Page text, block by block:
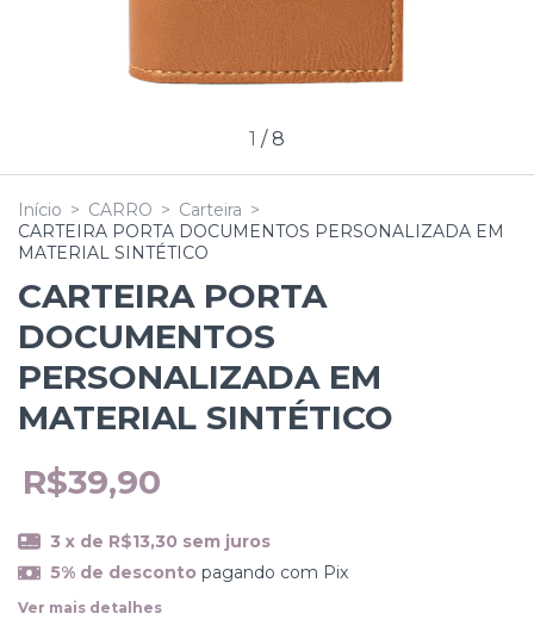
1 /8
Início > CARRO > Carteira >
CARTEIRA PORTA DOCUMENTOS PERSONALIZADA EM
MATERIAL SINTÉTICO
CARTEIRA PORTA
DOCUMENTOS
PERSONALIZADA EM
MATERIAL SINTÉTICO
R$39,90
3 x de R$13,30 sem juros
5% de desconto pagando com Pix
Ver mais detalhes